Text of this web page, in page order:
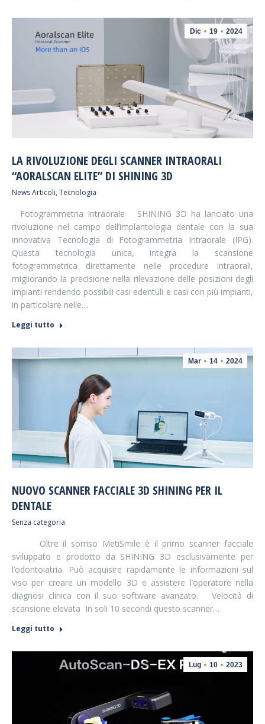
Dic 19 2024
LA RIVOLUZIONE DEGLI SCANNER INTRAORALI
“AORALSCAN ELITE” DI SHINING 3D
News Articoli, Tecnologia
Fotogrammetria Intraorale SHINING 3D ha lanciato una
rivoluzione nel campo dell’implantologia dentale con la sua
innovativa Tecnologia di Fotogrammetria Intraorale (IPG).
Questa tecnologia unica, integra la scansione
fotogrammetrica direttamente nelle procedure intraorali,
migliorando la precisione nella rilevazione delle posizioni degli
impianti rendendo possibili casi edentuli e casi con più impianti,
in particolare nelle…
Leggi tutto
Mar 14 2024
NUOVO SCANNER FACCIALE 3D SHINING PER IL
DENTALE
Senza categoria
Oltre il sorriso MetiSmile è il primo scanner facciale
sviluppato e prodotto da SHINING 3D esclusivamente per
l’odontoiatria. Può acquisire rapidamente le informazioni sul
viso per creare un modello 3D e assistere l’operatore nella
diagnosi clinica con il suo software avanzato. Velocità di
scansione elevata In soli 10 secondi questo scanner…
Leggi tutto
Lug 10 2023